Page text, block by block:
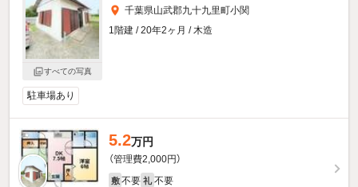
すべての写真
千葉県山武郡九十九里町小関
1階建 / 20年2ヶ月 / 木造
駐車場あり
5.2万円
（管理費2,000円）
敷 不要 礼 不要